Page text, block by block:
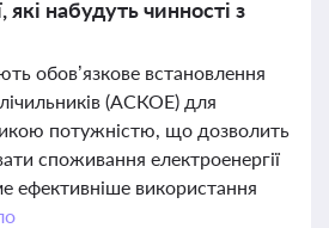
які набудуть чинності з
обов’язкове встановлення
(АСКОЕ) для
потужністю, що дозволить
споживання електроенергії
ефективніше використання